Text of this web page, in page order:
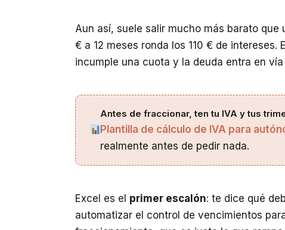
Aun así, suele salir mucho más barato
€ a 12 meses ronda los 110 € de
incumple una cuota y la deuda entra en
Antes de fraccionar, ten tu IVA y tus
Plantilla de cálculo de IVA para
realmente antes de pedir nada.
Excel es el primer escalón: te dice qué
automatizar el control de vencimientos